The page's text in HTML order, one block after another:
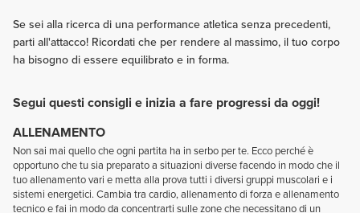
Se sei alla ricerca di una performance atletica senza precedenti,
parti all'attacco! Ricordati che per rendere al massimo, il tuo corpo
ha bisogno di essere equilibrato e in forma.
Segui questi consigli e inizia a fare progressi da oggi!
ALLENAMENTO
Non sai mai quello che ogni partita ha in serbo per te. Ecco perché è
opportuno che tu sia preparato a situazioni diverse facendo in modo che il
tuo allenamento vari e metta alla prova tutti i diversi gruppi muscolari e i
sistemi energetici. Cambia tra cardio, allenamento di forza e allenamento
tecnico e fai in modo da concentrarti sulle zone che necessitano di un